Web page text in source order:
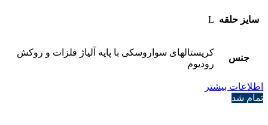
سایز حلقه L
جنس
کریستالهای سواروسکی با پایه آلیاژ فلزات و روکش
رودیوم
اطلاعات بیشتر
تمام شد